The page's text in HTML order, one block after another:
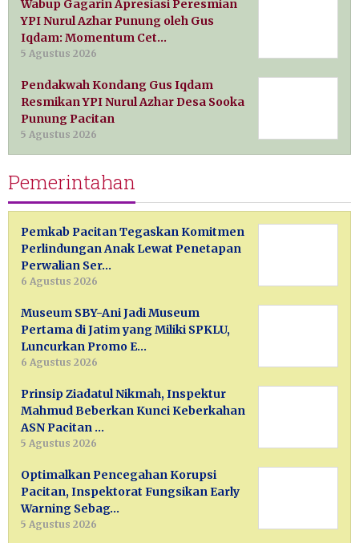
Wabup Gagarin Apresiasi Peresmian
YPI Nurul Azhar Punung oleh Gus
Iqdam: Momentum Cet…
5 Agustus 2026
Pendakwah Kondang Gus Iqdam
Resmikan YPI Nurul Azhar Desa Sooka
Punung Pacitan
5 Agustus 2026
Pemerintahan
Pemkab Pacitan Tegaskan Komitmen
Perlindungan Anak Lewat Penetapan
Perwalian Ser…
6 Agustus 2026
Museum SBY-Ani Jadi Museum
Pertama di Jatim yang Miliki SPKLU,
Luncurkan Promo E…
6 Agustus 2026
Prinsip Ziadatul Nikmah, Inspektur
Mahmud Beberkan Kunci Keberkahan
ASN Pacitan …
5 Agustus 2026
Optimalkan Pencegahan Korupsi
Pacitan, Inspektorat Fungsikan Early
Warning Sebag…
5 Agustus 2026